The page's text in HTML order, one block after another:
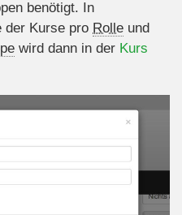
benötigt. In
der Kurse pro Rolle und
wird dann in der Kurs